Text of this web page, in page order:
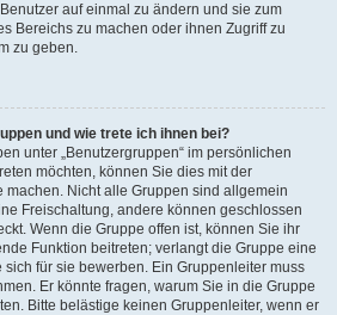
auf einmal zu ändern und sie zum
Bereichs zu machen oder ihnen Zugriff zu
zu geben.
und wie trete ich ihnen bei?
unter „Benutzergruppen“ im persönlichen
möchten, können Sie dies mit der
Nicht alle Gruppen sind allgemein
Freischaltung, andere können geschlossen
Wenn die Gruppe offen ist, können Sie ihr
Funktion beitreten; verlangt die Gruppe eine
sich für sie bewerben. Ein Gruppenleiter muss
Er könnte fragen, warum Sie in die Gruppe
Bitte belästige keinen Gruppenleiter, wenn er